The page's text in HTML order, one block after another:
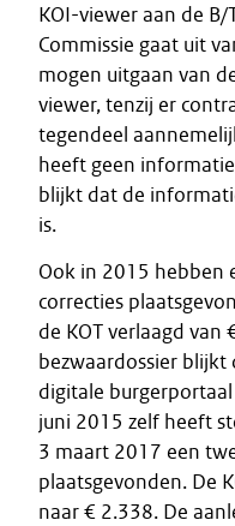
KOI-viewer aan de
Commissie gaat uit
mogen uitgaan van
viewer, tenzij er
tegendeel
heeft geen
blijkt dat de
is.
Ook in 2015 hebben
correcties
de KOT verlaagd
bezwaardossier
digitale
juni 2015 zelf heeft
3 maart 2017 een
plaatsgevonden. De
naar € 2.338. De